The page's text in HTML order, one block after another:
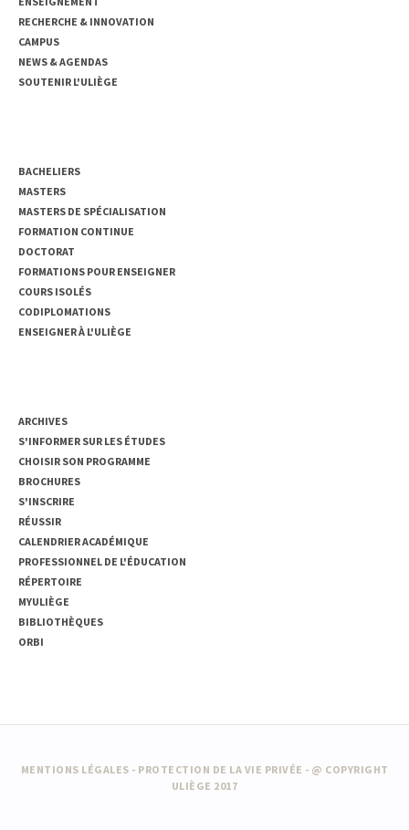
RECHERCHE & INNOVATION
CAMPUS
NEWS & AGENDAS
SOUTENIR L'ULIÈGE
BACHELIERS
MASTERS
MASTERS DE SPÉCIALISATION
FORMATION CONTINUE
DOCTORAT
FORMATIONS POUR ENSEIGNER
COURS ISOLÉS
CODIPLOMATIONS
ENSEIGNER À L'ULIÈGE
ARCHIVES
S'INFORMER SUR LES ÉTUDES
CHOISIR SON PROGRAMME
BROCHURES
S'INSCRIRE
RÉUSSIR
CALENDRIER ACADÉMIQUE
PROFESSIONNEL DE L'ÉDUCATION
RÉPERTOIRE
MYULIÈGE
BIBLIOTHÈQUES
ORBI
MENTIONS LÉGALES - PROTECTION DE LA VIE PRIVÉE - @ COPYRIGHT
ULIÈGE 2017